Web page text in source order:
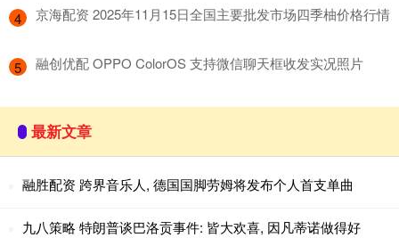
4 ​京海配资 2025年11月15日全国主要批发市场四季柚价格行情
5 ​融创优配 OPPO ColorOS 支持微信聊天框收发实况照片
最新文章
融胜配资 跨界音乐人, 德国国脚劳姆将发布个人首支单曲
九八策略 特朗普谈巴洛贡事件: 皆大欢喜, 因凡蒂诺做得好